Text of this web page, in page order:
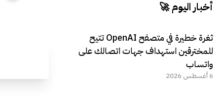
أخبار اليوم 🚀
ثغرة خطيرة في متصفح OpenAI تتيح
للمخترقين استهداف جهات اتصالك على
واتساب
6 أغسطس 2026